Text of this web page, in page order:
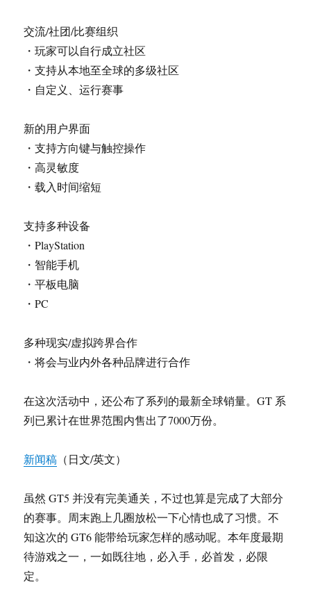
交流/社团/比赛组织
・玩家可以自行成立社区
・支持从本地至全球的多级社区
・自定义、运行赛事
新的用户界面
・支持方向键与触控操作
・高灵敏度
・载入时间缩短
支持多种设备
・PlayStation
・智能手机
・平板电脑
・PC
多种现实/虚拟跨界合作
・将会与业内外各种品牌进行合作
在这次活动中，还公布了系列的最新全球销量。GT 系
列已累计在世界范围内售出了7000万份。
新闻稿 （日文/英文）
虽然 GT5 并没有完美通关，不过也算是完成了大部分
的赛事。周末跑上几圈放松一下心情也成了习惯。不
知这次的 GT6 能带给玩家怎样的感动呢。本年度最期
待游戏之一，一如既往地，必入手，必首发，必限
定。